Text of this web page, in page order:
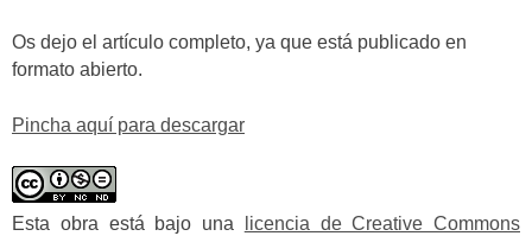
Os dejo el artículo completo, ya que está publicado en
formato abierto.
Pincha aquí para descargar
Esta obra está bajo una
licencia de Creative Commons